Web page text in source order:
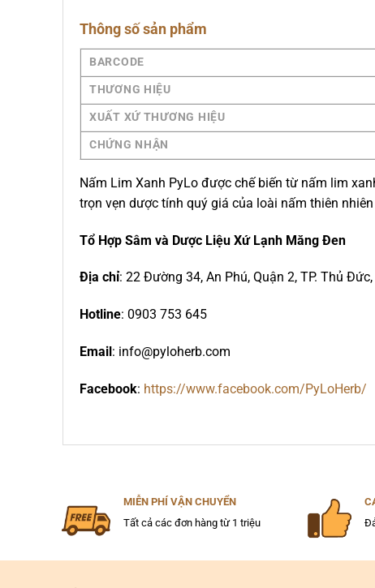
Thông số sản phẩm
BARCODE
THƯƠNG HIỆU
XUẤT XỨ THƯƠNG HIỆU
CHỨNG NHẬN
Nấm Lim Xanh PyLo được chế biến từ nấm lim
trọn vẹn dược tính quý giá của loài nấm thiên
Tổ Hợp Sâm và Dược Liệu Xứ Lạnh Măng Đen
Địa chỉ: 22 Đường 34, An Phú, Quận 2, TP. Thủ Đức,
Hotline: 0903 753 645
Email: info@pyloherb.com
Facebook: https://www.facebook.com/PyLoHerb/
MIỄN PHÍ VẬN CHUYỂN
Tất cả các đơn hàng từ 1 triệu